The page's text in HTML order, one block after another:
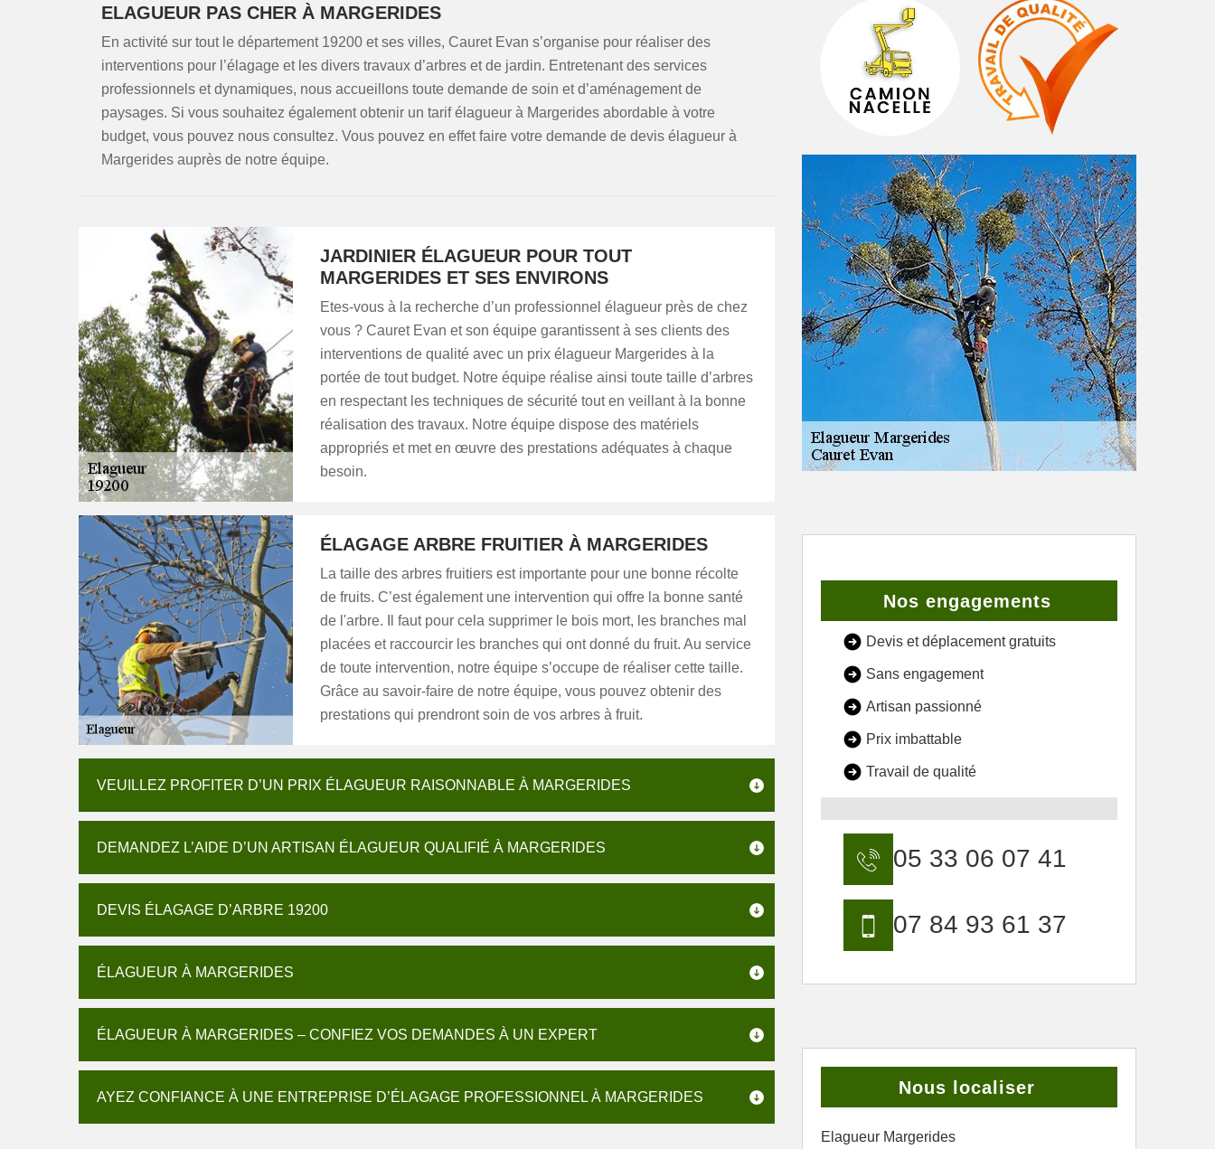
ELAGUEUR PAS CHER À MARGERIDES
En activité sur tout le département 19200 et ses villes, Cauret Evan s’organise pour réaliser des
interventions pour l’élagage et les divers travaux d’arbres et de jardin. Entretenant des services
professionnels et dynamiques, nous accueillons toute demande de soin et d’aménagement de
paysages. Si vous souhaitez également obtenir un tarif élagueur à Margerides abordable à votre
budget, vous pouvez nous consultez. Vous pouvez en effet faire votre demande de devis élagueur à
Margerides auprès de notre équipe.
JARDINIER ÉLAGUEUR POUR TOUT
MARGERIDES ET SES ENVIRONS
Etes-vous à la recherche d’un professionnel élagueur près de chez
vous ? Cauret Evan et son équipe garantissent à ses clients des
interventions de qualité avec un prix élagueur Margerides à la
portée de tout budget. Notre équipe réalise ainsi toute taille d’arbres
en respectant les techniques de sécurité tout en veillant à la bonne
réalisation des travaux. Notre équipe dispose des matériels
appropriés et met en œuvre des prestations adéquates à chaque
besoin.
ÉLAGAGE ARBRE FRUITIER À MARGERIDES
La taille des arbres fruitiers est importante pour une bonne récolte
de fruits. C’est également une intervention qui offre la bonne santé
de l'arbre. Il faut pour cela supprimer le bois mort, les branches mal
placées et raccourcir les branches qui ont donné du fruit. Au service
de toute intervention, notre équipe s’occupe de réaliser cette taille.
Grâce au savoir-faire de notre équipe, vous pouvez obtenir des
prestations qui prendront soin de vos arbres à fruit.
VEUILLEZ PROFITER D’UN PRIX ÉLAGUEUR RAISONNABLE À MARGERIDES
DEMANDEZ L’AIDE D’UN ARTISAN ÉLAGUEUR QUALIFIÉ À MARGERIDES
DEVIS ÉLAGAGE D’ARBRE 19200
ÉLAGUEUR À MARGERIDES
ÉLAGUEUR À MARGERIDES – CONFIEZ VOS DEMANDES À UN EXPERT
AYEZ CONFIANCE À UNE ENTREPRISE D’ÉLAGAGE PROFESSIONNEL À MARGERIDES
Nos engagements
Devis et déplacement gratuits
Sans engagement
Artisan passionné
Prix imbattable
Travail de qualité
05 33 06 07 41
07 84 93 61 37
Nous localiser
Elagueur Margerides